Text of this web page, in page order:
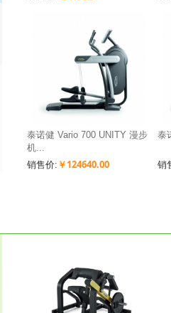
泰诺健 Vario 700 UNITY 漫步
机...
销售价: ￥124640.00
泰
销